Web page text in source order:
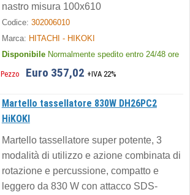
nastro misura 100x610
Codice: 302006010
Marca: HITACHI - HIKOKI
Disponibile Normalmente spedito entro 24/48 ore
Pezzo Euro 357,02 +IVA 22%
Martello tassellatore 830W DH26PC2
HiKOKI
Martello tassellatore super potente, 3
modalità di utilizzo e azione combinata di
rotazione e percussione, compatto e
leggero da 830 W con attacco SDS-